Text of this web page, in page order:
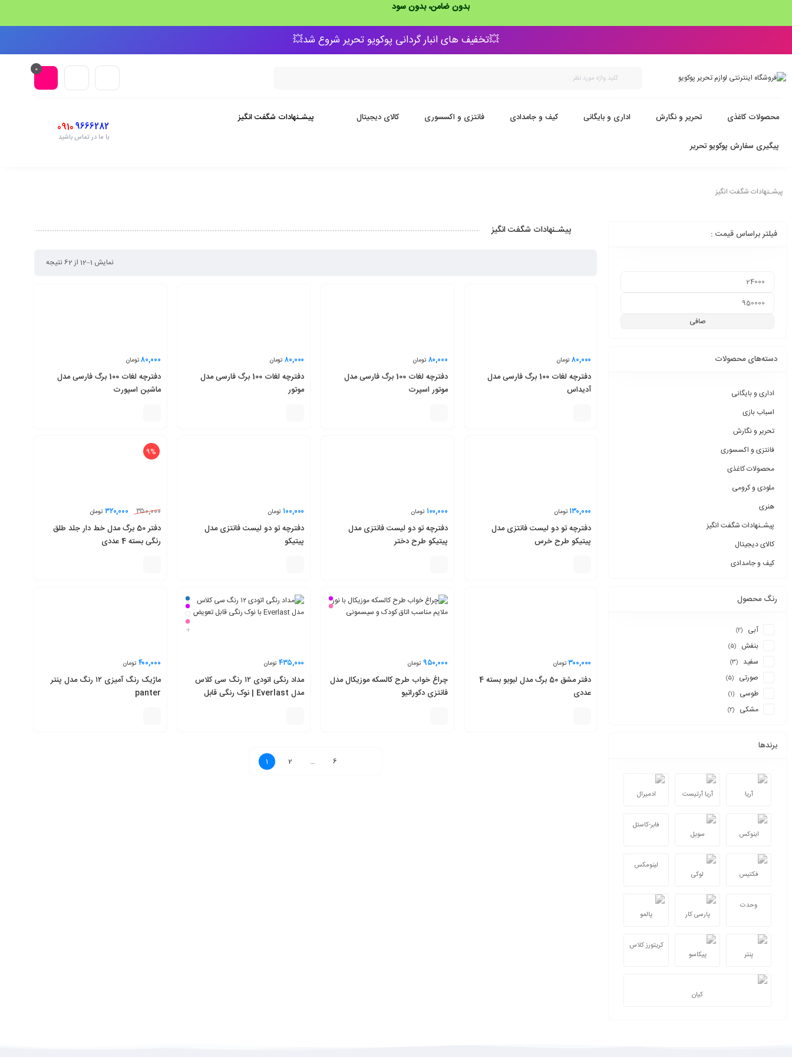
بدون ضامن، بدون سود
💥تخفیف های انبار گردانی پوکویو تحریر شروع شد💥
0
محصولات کاغذی تحریر و نگارش اداری و بایگانی کیف و جامدادی فانتزی و اکسسوری کالای دیجیتال پیشـنهادات شگفت انگیز
پیگیری سفارش پوکویو تحریر
9666282
0910
با ما در تماس باشید
پیشـنهادات شگفت انگیز
فیلتر براساس قیمت :
صافی
دسته‌های محصولات
اداری و بایگانی
اسباب بازی
تحریر و نگارش
فانتزی و اکسسوری
محصولات کاغذی
ملودی و کرومی
هنری
پیشـنهادات شگفت انگیز
کالای دیجیتال
کیف و جامدادی
رنگ محصول
آبی (2)
بنفش (5)
سفید (3)
صورتی (5)
طوسی (1)
مشکی (2)
برندها
آریا آریا آرتیست ادمیرال
اینوکس سویل
فابر-کاستل
فکتیس لوکی
لینومکس
وحدت
پارسی کار
پالمو
پنتر پیکاسو
کریتورز کلاس
کیان
پیشـنهادات شگفت انگیز
نمایش 1–12 از 62 نتیجه
۸۰,۰۰۰ تومان
دفترچه لغات 100 برگ فارسی مدل
آدیداس
۸۰,۰۰۰ تومان
دفترچه لغات 100 برگ فارسی مدل
موتور اسپرت
۸۰,۰۰۰ تومان
دفترچه لغات 100 برگ فارسی مدل
موتور
۸۰,۰۰۰ تومان
دفترچه لغات 100 برگ فارسی مدل
ماشین اسپورت
۱۳۰,۰۰۰ تومان
دفترچه تو دو لیست فانتزی مدل
پیتیکو طرح خرس
۱۰۰,۰۰۰ تومان
دفترچه تو دو لیست فانتزی مدل
پیتیکو طرح دختر
۱۰۰,۰۰۰ تومان
دفترچه تو دو لیست فانتزی مدل
پیتیکو
9%
۳۵۰,۰۰۰ ۳۲۰,۰۰۰ تومان
دفتر 50 برگ مدل خط دار جلد طلق
رنگی بسته 4 عددی
۳۰۰,۰۰۰ تومان
دفتر مشق 50 برگ مدل لبوبو بسته 4
عددی
۹۵۰,۰۰۰ تومان
چراغ خواب طرح کالسکه موزیکال مدل
فانتزی دکوراتیو
+
۴۳۵,۰۰۰ تومان
مداد رنگی اتودی ۱۲ رنگ سی کلاس
مدل Everlast | نوک رنگی قابل
۴۰۰,۰۰۰ تومان
ماژیک رنگ آمیزی ۱۲ رنگ مدل پنتر
panter
1 2 … 6